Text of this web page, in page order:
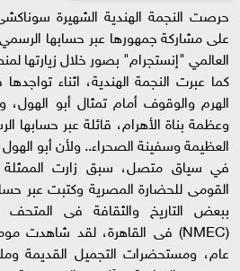
على مشاركة جمهورها عبر حسابها
العالمي "إنستجرام" بصور خلال زيارتها
كما عبرت النجمة الهندية، اثناء
الهرم والوقوف أمام تمثال أبو الهول،
وعظمة بناة الأهرام، قائلة عبر حسابها
العظيمة وسفينة الصحراء.. ولأن أبو
في سياق متصل، سبق زارت
القومى للحضارة المصرية وكتبت عبر
ببعض التاريخ والثقافة فى المتحف
عام، ومستحضرات التجميل القديمة